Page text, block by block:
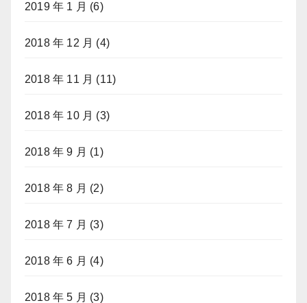
2019 年 1 月 (6)
2018 年 12 月 (4)
2018 年 11 月 (11)
2018 年 10 月 (3)
2018 年 9 月 (1)
2018 年 8 月 (2)
2018 年 7 月 (3)
2018 年 6 月 (4)
2018 年 5 月 (3)